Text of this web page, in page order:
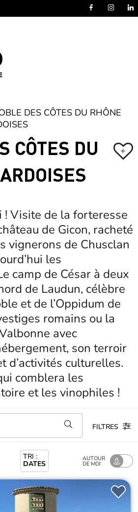
DES CÔTES DU RHÔNE
CÔTES DU
+
! Visite de la forteresse
de Gicon, racheté
vignerons de Chusclan
les
camp de César à deux
de Laudun, célèbre
et de l’Oppidum de
romains ou la
avec
son terroir
d’activités culturelles.
comblera les
et les vinophiles !
FILTRES
TRI :
DATES
AUTOUR
DE MOI